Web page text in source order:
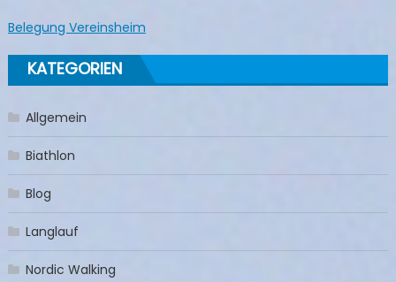
More
about
Belegung Vereinsheim
KATEGORIEN
Allgemein
Biathlon
Blog
Langlauf
Nordic Walking